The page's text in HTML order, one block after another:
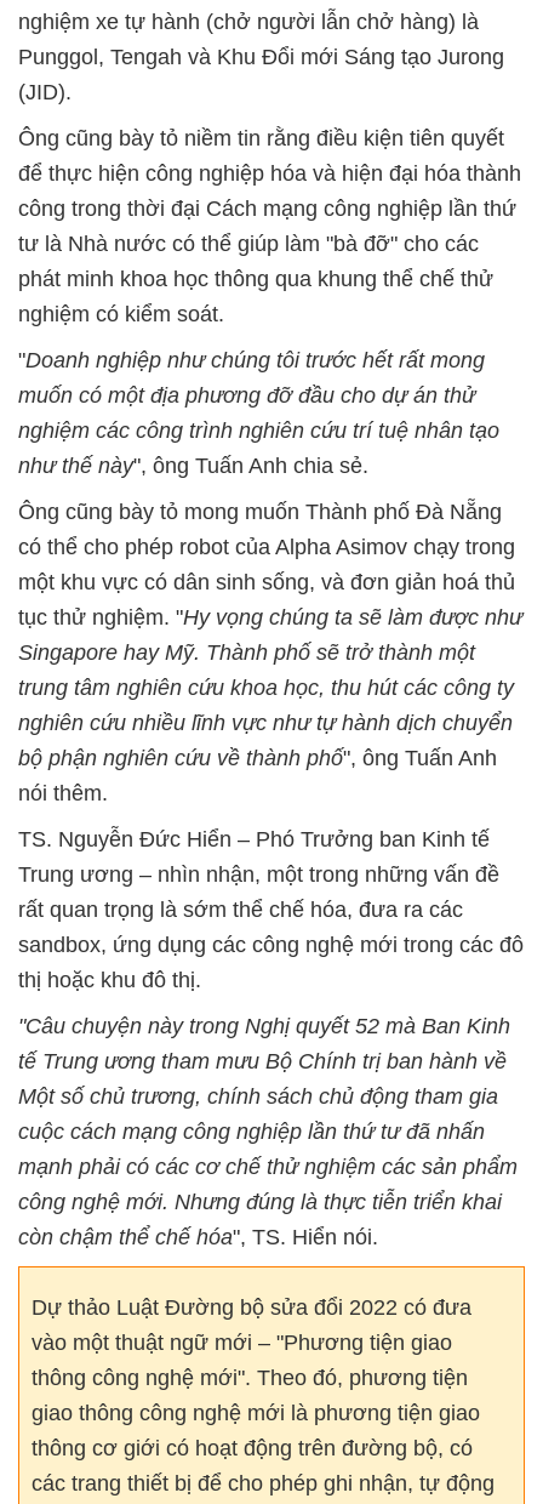
nghiệm xe tự hành (chở người lẫn chở hàng) là
Punggol, Tengah và Khu Đổi mới Sáng tạo Jurong
(JID).
Ông cũng bày tỏ niềm tin rằng điều kiện tiên quyết
để thực hiện công nghiệp hóa và hiện đại hóa thành
công trong thời đại Cách mạng công nghiệp lần thứ
tư là Nhà nước có thể giúp làm "bà đỡ" cho các
phát minh khoa học thông qua khung thể chế thử
nghiệm có kiểm soát.
"Doanh nghiệp như chúng tôi trước hết rất mong
muốn có một địa phương đỡ đầu cho dự án thử
nghiệm các công trình nghiên cứu trí tuệ nhân tạo
như thế này", ông Tuấn Anh chia sẻ.
Ông cũng bày tỏ mong muốn Thành phố Đà Nẵng
có thể cho phép robot của Alpha Asimov chạy trong
một khu vực có dân sinh sống, và đơn giản hoá thủ
tục thử nghiệm. "Hy vọng chúng ta sẽ làm được như
Singapore hay Mỹ. Thành phố sẽ trở thành một
trung tâm nghiên cứu khoa học, thu hút các công ty
nghiên cứu nhiều lĩnh vực như tự hành dịch chuyển
bộ phận nghiên cứu về thành phố", ông Tuấn Anh
nói thêm.
TS. Nguyễn Đức Hiển – Phó Trưởng ban Kinh tế
Trung ương – nhìn nhận, một trong những vấn đề
rất quan trọng là sớm thể chế hóa, đưa ra các
sandbox, ứng dụng các công nghệ mới trong các đô
thị hoặc khu đô thị.
"Câu chuyện này trong Nghị quyết 52 mà Ban Kinh
tế Trung ương tham mưu Bộ Chính trị ban hành về
Một số chủ trương, chính sách chủ động tham gia
cuộc cách mạng công nghiệp lần thứ tư đã nhấn
mạnh phải có các cơ chế thử nghiệm các sản phẩm
công nghệ mới. Nhưng đúng là thực tiễn triển khai
còn chậm thể chế hóa", TS. Hiển nói.
Dự thảo Luật Đường bộ sửa đổi 2022 có đưa
vào một thuật ngữ mới – "Phương tiện giao
thông công nghệ mới". Theo đó, phương tiện
giao thông công nghệ mới là phương tiện giao
thông cơ giới có hoạt động trên đường bộ, có
các trang thiết bị để cho phép ghi nhận, tự động